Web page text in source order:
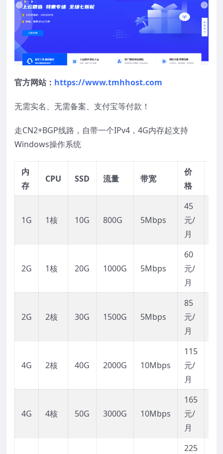
官方网站： https://www.tmhhost.com
无需实名、无需备案、支付宝等付款！
走CN2+BGP线路，自带一个IPv4，4G内存起支持
Windows操作系统
内
存
CPU SSD 流量 带宽
价
格
1G 1核 10G 800G 5Mbps
45
元/
月
2G 1核 20G 1000G 5Mbps
60
元/
月
2G 2核 30G 1500G 5Mbps
85
元/
月
4G 2核 40G 2000G 10Mbps
115
元/
月
4G 4核 50G 3000G 10Mbps
165
元/
月
225